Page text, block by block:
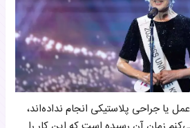
یا جراحی پلاستیکی انجام نداده‌اند،